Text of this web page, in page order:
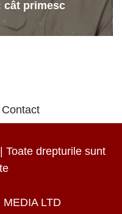
Contact
Toate drepturile sunt
LTD